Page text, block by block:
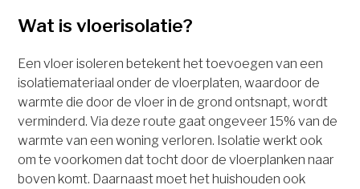
Wat is vloerisolatie?
Een vloer isoleren betekent het toevoegen van een
isolatiemateriaal onder de vloerplaten, waardoor de
warmte die door de vloer in de grond ontsnapt, wordt
verminderd. Via deze route gaat ongeveer 15% van de
warmte van een woning verloren. Isolatie werkt ook
om te voorkomen dat tocht door de vloerplanken naar
boven komt. Daarnaast moet het huishouden ook